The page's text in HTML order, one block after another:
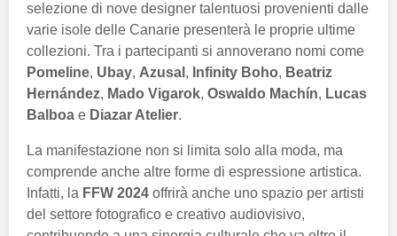
selezione di nove designer talentuosi provenienti dalle
varie isole delle Canarie presenterà le proprie ultime
collezioni. Tra i partecipanti si annoverano nomi come
Pomeline, Ubay, Azusal , Infinity Boho, Beatriz
Hernández, Mado Vigarok, Oswaldo Machín, Lucas
Balboa e Diazar Atelier.
La manifestazione non si limita solo alla moda, ma
comprende anche altre forme di espressione artistica.
Infatti, la FFW 2024 offrirà anche uno spazio per artisti
del settore fotografico e creativo audiovisivo,